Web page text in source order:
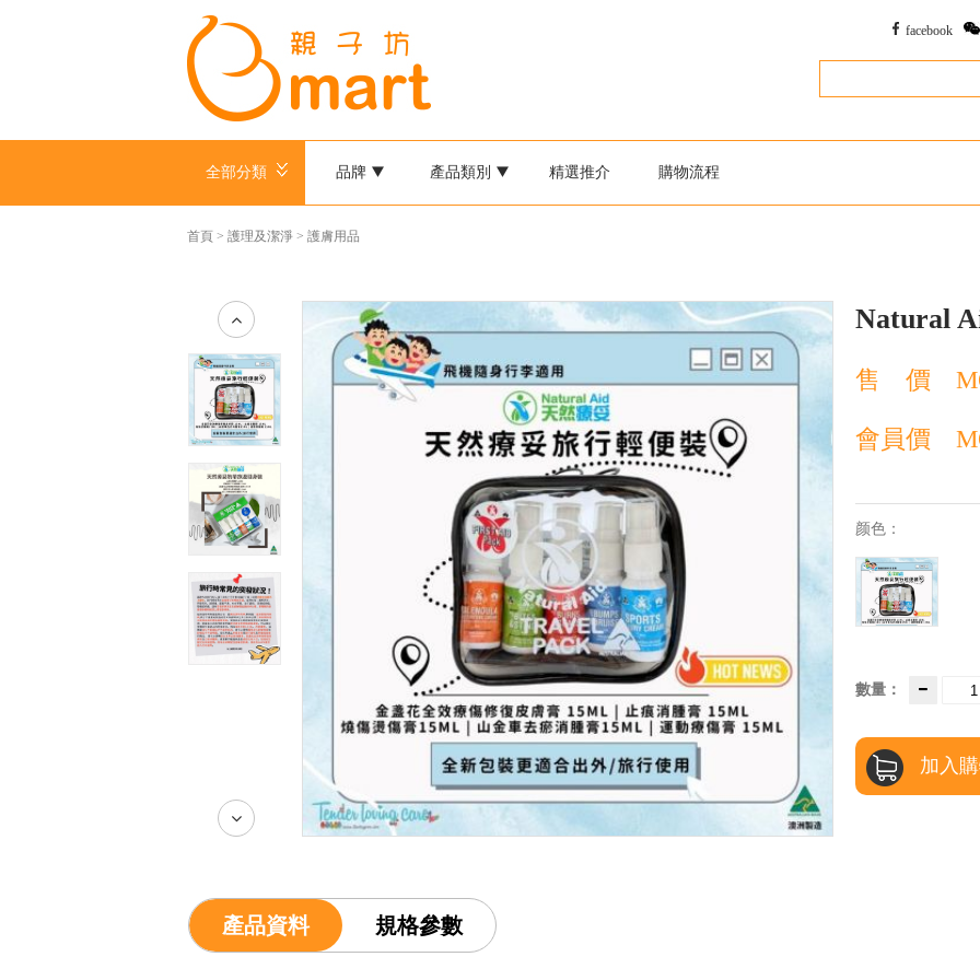
facebook
全部分類 品牌 產品類別 精選推介 購物流程
首頁 > 護理及潔淨 > 護膚用品
Natural
售 價
會員價
颜色：
數量：
加入
產品資料 規格參數